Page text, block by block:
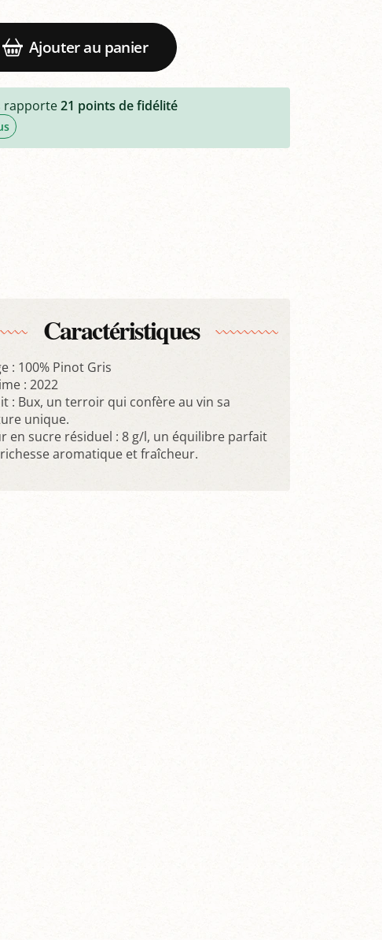
Ajouter au panier
rapporte21 points de fidélité
Caractéristiques
: 100% Pinot Gris
: 2022
: Bux, un terroir qui confère au vin sa
unique.
en sucre résiduel : 8 g/l, un équilibre parfait
aromatique et fraîcheur.